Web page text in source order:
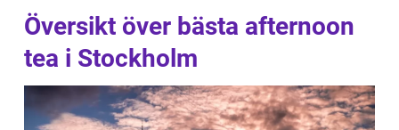
Översikt över bästa afternoon
tea i Stockholm